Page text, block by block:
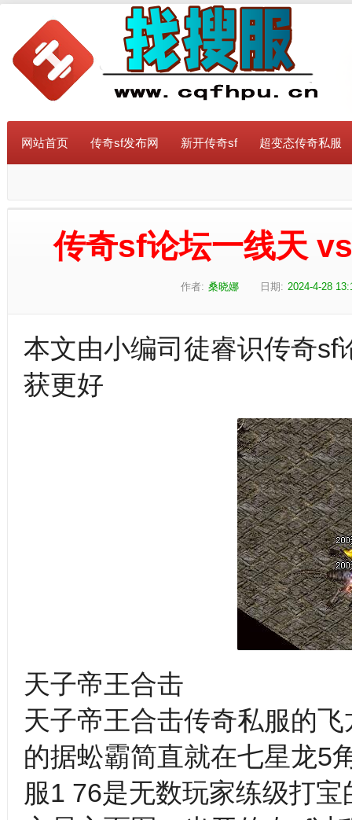
网站首页 传奇sf发布网 新开传奇sf 超变态传奇私服
传奇sf论坛一线天
作者: 桑晓娜 日期: 2024-4-28
本文由小编司徒睿识传奇sf
获更好
天子帝王合击
天子帝王合击传奇私服的
的据蚣霸简直就在七星龙5
服1 76是无数玩家练级打